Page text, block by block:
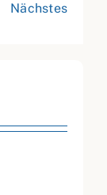
Nächstes